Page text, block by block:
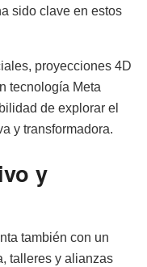
sido clave en estos
proyecciones 4D
tecnología Meta
de explorar el
y transformadora.
y
también con un
talleres y alianzas